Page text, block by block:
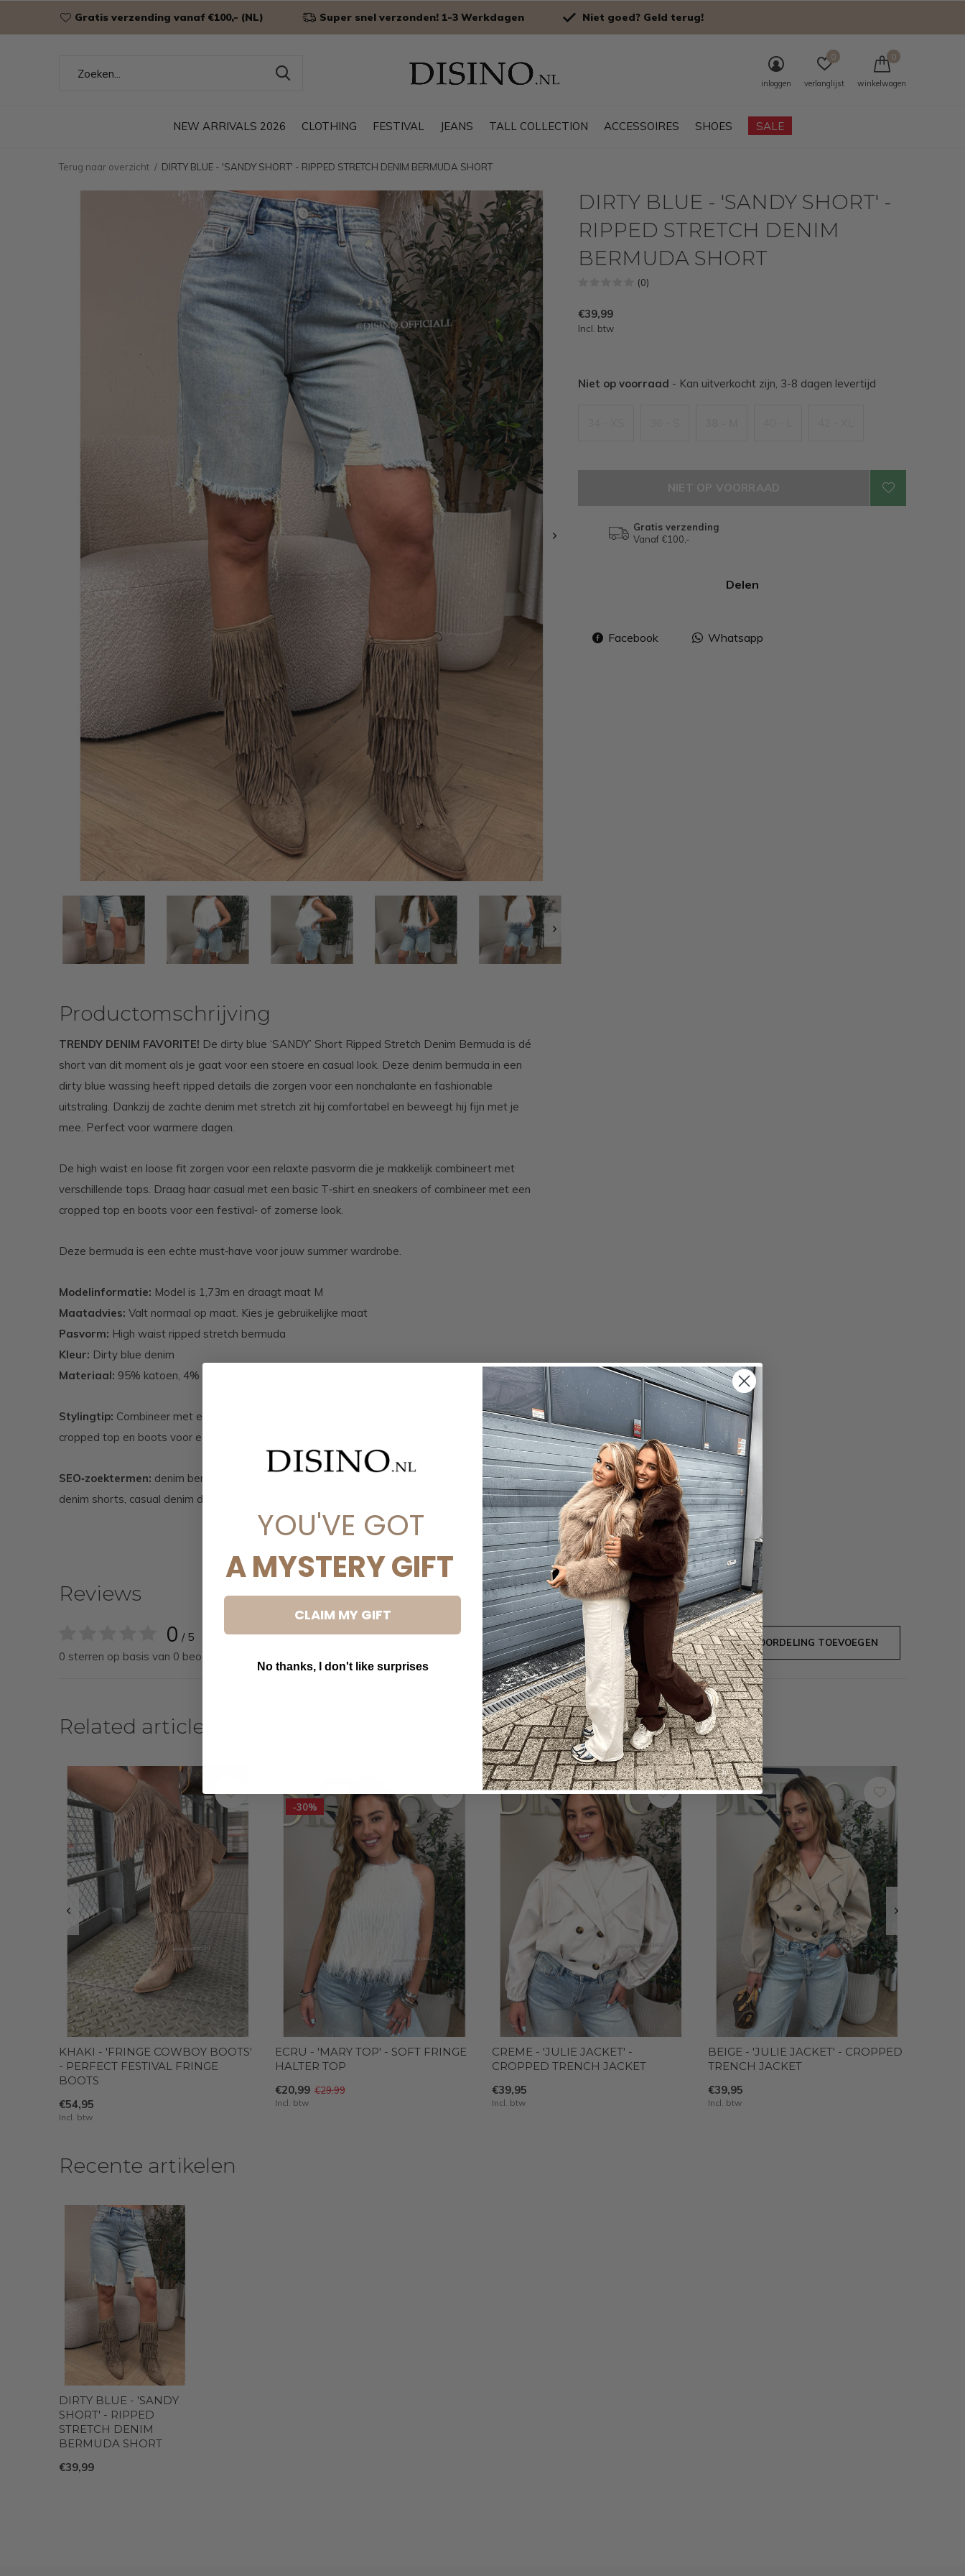
NEW ARRIVALS 2026 CLOTHING FESTIVAL JEANS TALL COLLECTION ACCESSOIRES SHOES SALE
inloggen verlanglijst
0
winkelwagen
0
Gratis verzending vanaf €100,- (NL) Super snel verzonden! 1-3 Werkdagen Niet goed? Geld terug!
Terug naar overzicht DIRTY BLUE - 'SANDY SHORT' - RIPPED STRETCH DENIM BERMUDA SHORT
DIRTY BLUE - 'SANDY SHORT' -
RIPPED STRETCH DENIM
BERMUDA SHORT
(0)
€39,99
Incl. btw
Niet op voorraad - Kan uitverkocht zijn, 3-8 dagen levertijd
NIET OP VOORRAAD
Gratis verzending
Vanaf €100,-
Delen
Facebook Whatsapp
Productomschrijving
TRENDY DENIM FAVORITE! De dirty blue ‘SANDY’ Short Ripped Stretch Denim Bermuda is dé
short van dit moment als je gaat voor een stoere en casual look. Deze denim bermuda in een
dirty blue wassing heeft ripped details die zorgen voor een nonchalante en fashionable
uitstraling. Dankzij de zachte denim met stretch zit hij comfortabel en beweegt hij fijn met je
mee. Perfect voor warmere dagen.
De high waist en loose fit zorgen voor een relaxte pasvorm die je makkelijk combineert met
verschillende tops. Draag haar casual met een basic T‑shirt en sneakers of combineer met een
cropped top en boots voor een festival‑ of zomerse look.
Deze bermuda is een echte must‑have voor jouw summer wardrobe.
Modelinformatie: Model is 1,73m en draagt maat M
Maatadvies: Valt normaal op maat. Kies je gebruikelijke maat
Pasvorm: High waist ripped stretch bermuda
Kleur: Dirty blue denim
Materiaal: 95% katoen, 4% polyester, 1% elastaan
Stylingtip: Combineer met een basic top en sneakers voor een casual look, of draag met een
cropped top en boots voor een stoere zomerse outfit.
SEO‑zoektermen: denim bermuda dames, ripped short dames, dirty blue denim dames, summer
denim shorts, casual denim dames, festival short dames, DISINO denim dames
Reviews
0 / 5
0 sterren op basis van 0 beoordelingen
JE BEOORDELING TOEVOEGEN
Related articles
KHAKI - 'FRINGE COWBOY BOOTS'
- PERFECT FESTIVAL FRINGE
BOOTS
€54,95
Incl. btw
-30%
ECRU - 'MARY TOP' - SOFT FRINGE
HALTER TOP
€20,99 €29,99
Incl. btw
CREME - 'JULIE JACKET' -
CROPPED TRENCH JACKET
€39,95
Incl. btw
BEIGE - 'JULIE JACKET' - CROPPED
TRENCH JACKET
€39,95
Incl. btw
Recente artikelen
DIRTY BLUE - 'SANDY
SHORT' - RIPPED
STRETCH DENIM
BERMUDA SHORT
€39,99
YOU'VE GOT
A MYSTERY GIFT
CLAIM MY GIFT
No thanks, I don't like surprises